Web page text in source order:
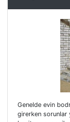
Genelde evin
girerken sorunlar